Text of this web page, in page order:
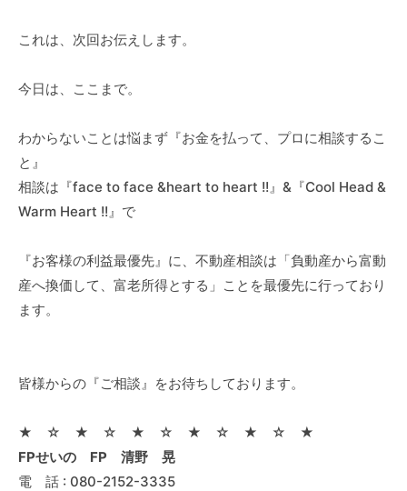
これは、次回お伝えします。
今日は、ここまで。
わからないことは悩まず『お金を払って、プロに相談するこ
と』
相談は『face to face &heart to heart !!』&『Cool Head &
Warm Heart !!』で
『お客様の利益最優先』に、不動産相談は「負動産から富動
産へ換価して、富老所得とする」ことを最優先に行っており
ます。
皆様からの『ご相談』をお待ちしております。
★ ☆ ★ ☆ ★ ☆ ★ ☆ ★ ☆ ★
FPせいの FP 清野 晃
電 話 : 080-2152-3335